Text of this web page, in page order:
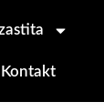
Kontakt